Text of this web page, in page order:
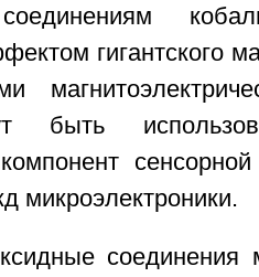
гигантского
быть
микроэлектроники.
соединения